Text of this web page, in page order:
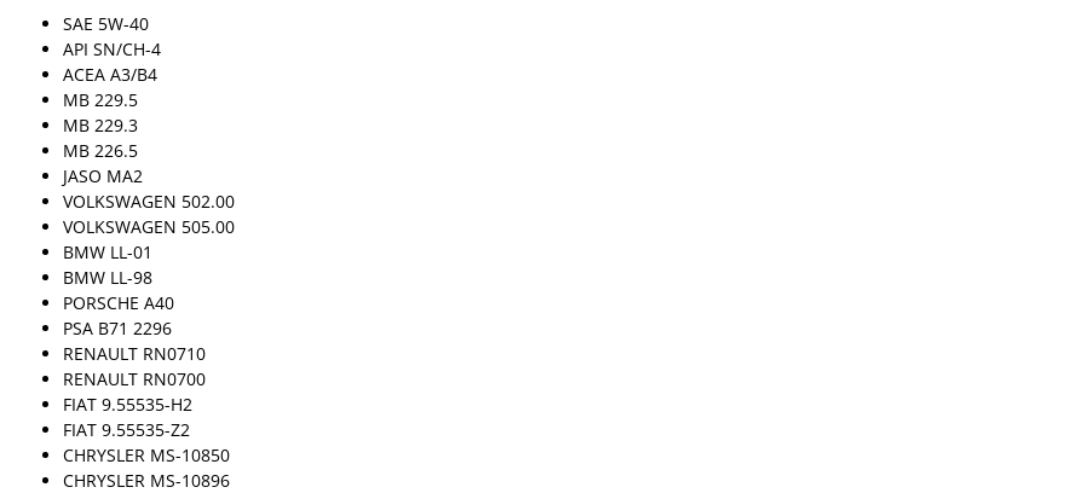
SAE 5W-40
API SN/CH-4
ACEA A3/B4
MB 229.5
MB 229.3
MB 226.5
JASO MA2
VOLKSWAGEN 502.00
VOLKSWAGEN 505.00
BMW LL-01
BMW LL-98
PORSCHE A40
PSA B71 2296
RENAULT RN0710
RENAULT RN0700
FIAT 9.55535-H2
FIAT 9.55535-Z2
CHRYSLER MS-10850
CHRYSLER MS-10896